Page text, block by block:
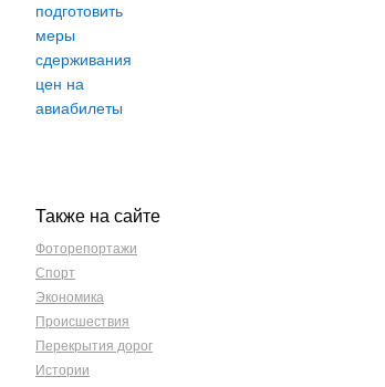
Также на сайте
Фоторепортажи
Спорт
Экономика
Происшествия
Перекрытия дорог
Истории